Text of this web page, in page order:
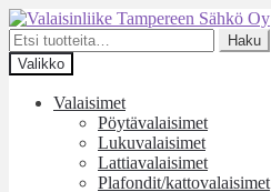
Siirry
navigointiin
Siirry
sisältöön
Etsi:
Haku
Valikko
Valaisimet
Pöytävalaisimet
Lukuvalaisimet
Lattiavalaisimet
Plafondit/kattovalaisimet